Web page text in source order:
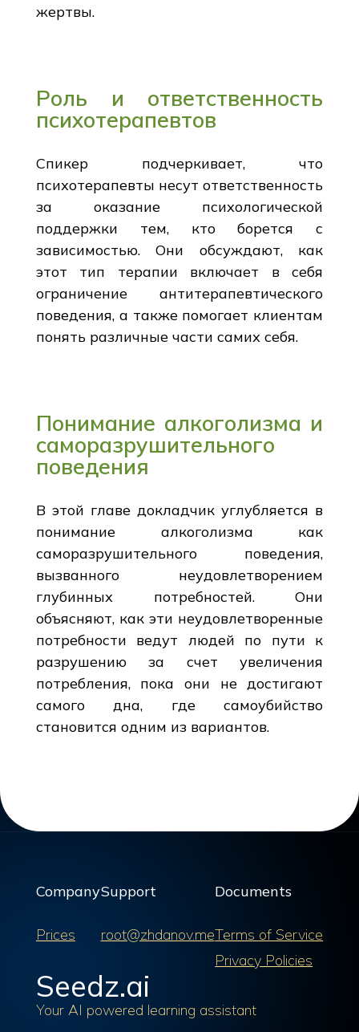
жертвы.
Роль и ответственность
психотерапевтов
Спикер подчеркивает, что
психотерапевты несут ответственность
за оказание психологической
поддержки тем, кто борется с
зависимостью. Они обсуждают, как
этот тип терапии включает в себя
ограничение антитерапевтического
поведения, а также помогает клиентам
понять различные части самих себя.
Понимание алкоголизма и
саморазрушительного
поведения
В этой главе докладчик углубляется в
понимание алкоголизма как
саморазрушительного поведения,
вызванного неудовлетворением
глубинных потребностей. Они
объясняют, как эти неудовлетворенные
потребности ведут людей по пути к
разрушению за счет увеличения
потребления, пока они не достигают
самого дна, где самоубийство
становится одним из вариантов.
Company
Prices
Support
root@zhdanov.me
Documents
Terms of Service
Privacy Policies
Seedz.ai
Your AI powered learning assistant